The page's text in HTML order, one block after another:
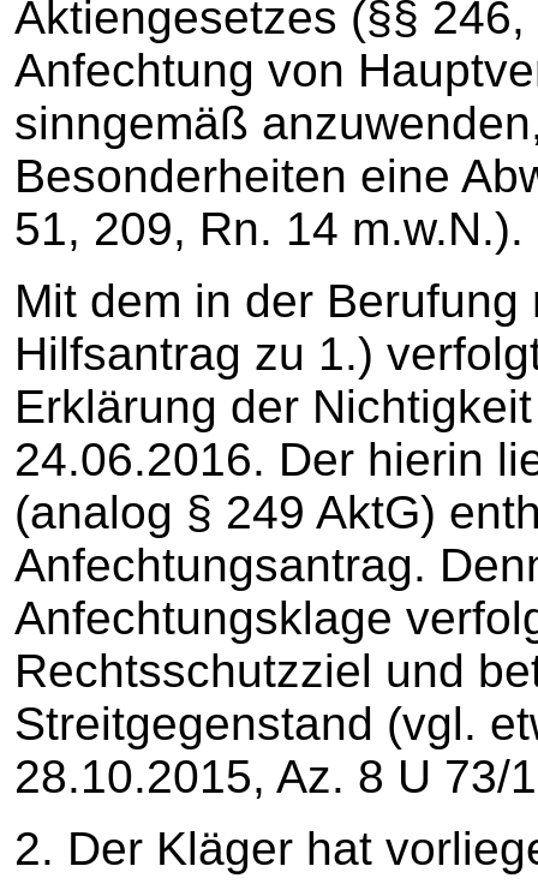
Aktiengesetzes (§§
Anfechtung von
sinngemäß
Besonderheiten eine
51, 209, Rn. 14 m.w.N.).
Mit dem in der
Hilfsantrag zu 1.)
Erklärung der
24.06.2016. Der hierin
(analog § 249 AktG)
Anfechtungsantrag.
Anfechtungsklage
Rechtsschutzziel und
Streitgegenstand (vgl.
28.10.2015, Az. 8 U 73/
2. Der Kläger hat